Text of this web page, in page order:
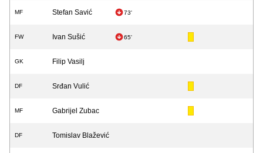
MF Stefan Savić 73'
FW Ivan Sušić 65'
GK Filip Vasilj
DF Srđan Vulić
MF Gabrijel Zubac
DF Tomislav Blažević